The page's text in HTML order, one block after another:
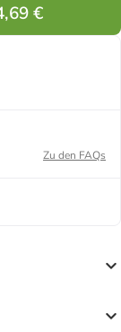
€
Zu den FAQs